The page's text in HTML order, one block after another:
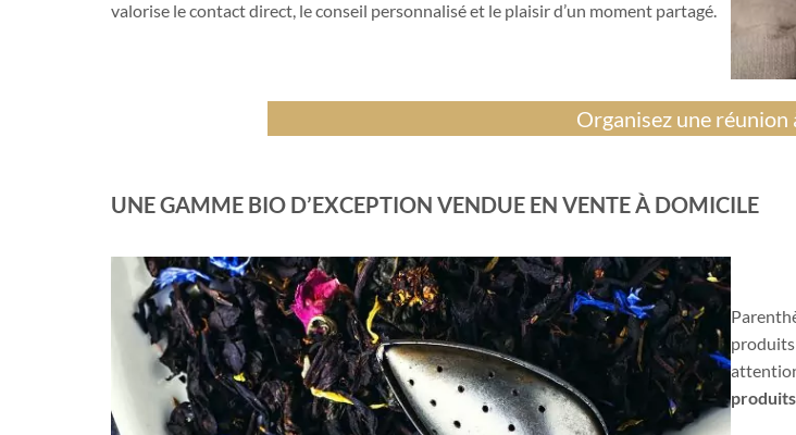
valorise le contact direct, le conseil personnalisé et le plaisir d’un moment partagé.
Organisez une réunion
UNE GAMME BIO D’EXCEPTION VENDUE EN VENTE À DOMICILE